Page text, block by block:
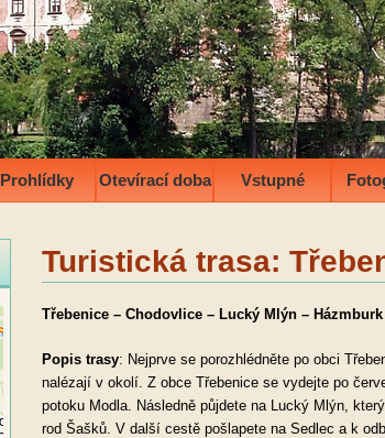
Prohlídky Otevírací doba Vstupné
Turistická trasa:
Třebenice – Chodovlice – Lucký Mlýn –
Popis trasy: Nejprve se porozhlédněte po obci
nalézají v okolí. Z obce Třebenice se vydejte po
potoku Modla. Následně půjdete na Lucký Mlýn,
rod Šašků. V další cestě pošlapete na Sedlec a k